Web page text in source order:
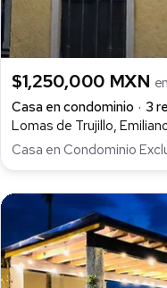
$1,250,000 MXN
Casa en condominio
3
Lomas de Trujillo,
Casa en Condominio